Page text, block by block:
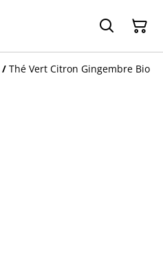
/ Thé Vert Citron Gingembre Bio